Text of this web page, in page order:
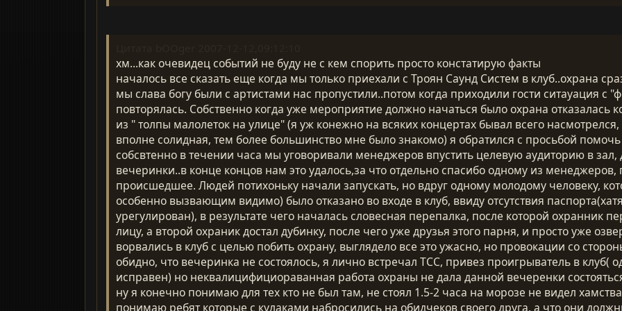
хм...как очевидец событий не буду не с кем спорить просто констатирую факты
началось все сказать еще когда мы только приехали с Троян Саунд Систем в клуб..охрана
мы слава богу были с артистами нас пропустили..потом когда приходили гости ситауация с
повторялась. Собственно когда уже мероприятие должно начаться было охрана отказалась
из " толпы малолеток на улице" (я уж конежно на всяких концертах бывал всего
вполне солидная, тем более большинство мне было знакомо) я обратился с просьбой
собсвтенно в течении часа мы уговоривали менеджеров впустить целевую аудиторию в
вечеринки..в конце концов нам это удалось,за что отдельно спасибо одному из
происшедшее. Людей потихоньку начали запускать, но вдруг одному молодому человеку,
особенно вызвающим видимо) было отказано во входе в клуб, ввиду отсутствия
урегулирован), в результате чего началась словесная перепалка, после которой охранник
лицу, а второй охраник достал дубинку, после чего уже друзья этого парня, и просто уже
ворвались в клуб с целью побить охрану, выглядело все это ужасно, но провокации со
обидно, что вечеринка не состоялось, я лично встречал ТСС, привез проигрыватель в клуб(
исправен) но неквалицифициораванная работа охраны не дала данной вечеренки
ну я конечно понимаю для тех кто не был там, не стоял 1.5-2 часа на морозе не видел
понимаю ребят которые с кулаками набросились на обидчеков своего друга, а что они